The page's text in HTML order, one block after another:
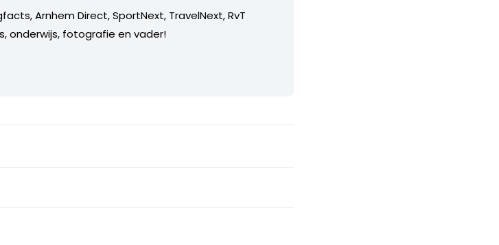
Arnhem Direct, SportNext, TravelNext, RvT
onderwijs, fotografie en vader!